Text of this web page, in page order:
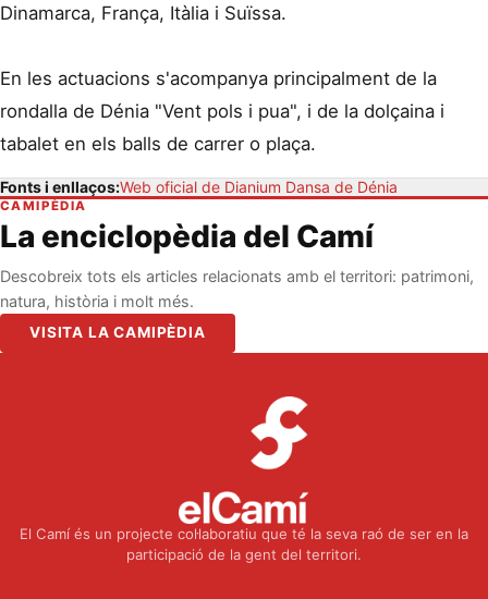
Dinamarca, França, Itàlia i Suïssa.
En les actuacions s'acompanya principalment de la
rondalla de Dénia "Vent pols i pua", i de la dolçaina i
tabalet en els balls de carrer o plaça.
Fonts i enllaços:Web oficial de Dianium Dansa de Dénia
CAMIPÈDIA
La enciclopèdia del Camí
Descobreix tots els articles relacionats amb el territori: patrimoni,
natura, història i molt més.
VISITA LA CAMIPÈDIA
El Camí és un projecte col·laboratiu que té la seva raó de ser en la
participació de la gent del territori.